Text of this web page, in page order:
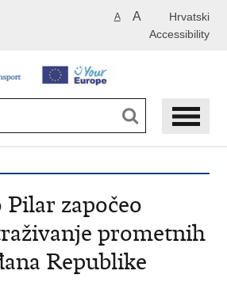
Hrvatski
A A
Accessibility
započeo
prometnih
Republike